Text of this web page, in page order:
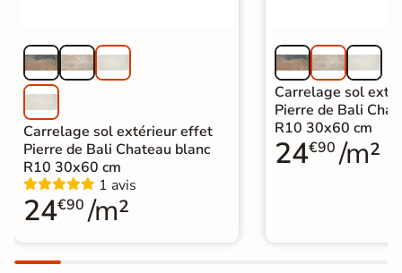
Carrelage sol extérieur effet
Pierre de Bali Chateau blanc
R10 30x60 cm
1 avis
24€90 /m²
Carrelage sol
Pierre de Bali
R10 30x60 cm
24€90 /m²